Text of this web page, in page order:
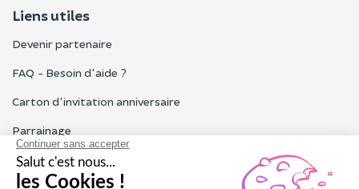
Liens utiles
Devenir partenaire
FAQ - Besoin d'aide ?
Carton d'invitation anniversaire
Parrainage
Tous les avis Funbooker